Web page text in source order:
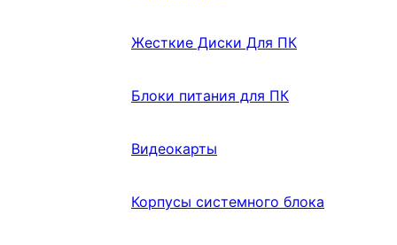
Жесткие Диски Для ПК
Блоки питания для ПК
Видеокарты
Корпусы системного блока